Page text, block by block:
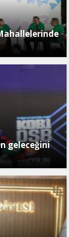
geleceğini